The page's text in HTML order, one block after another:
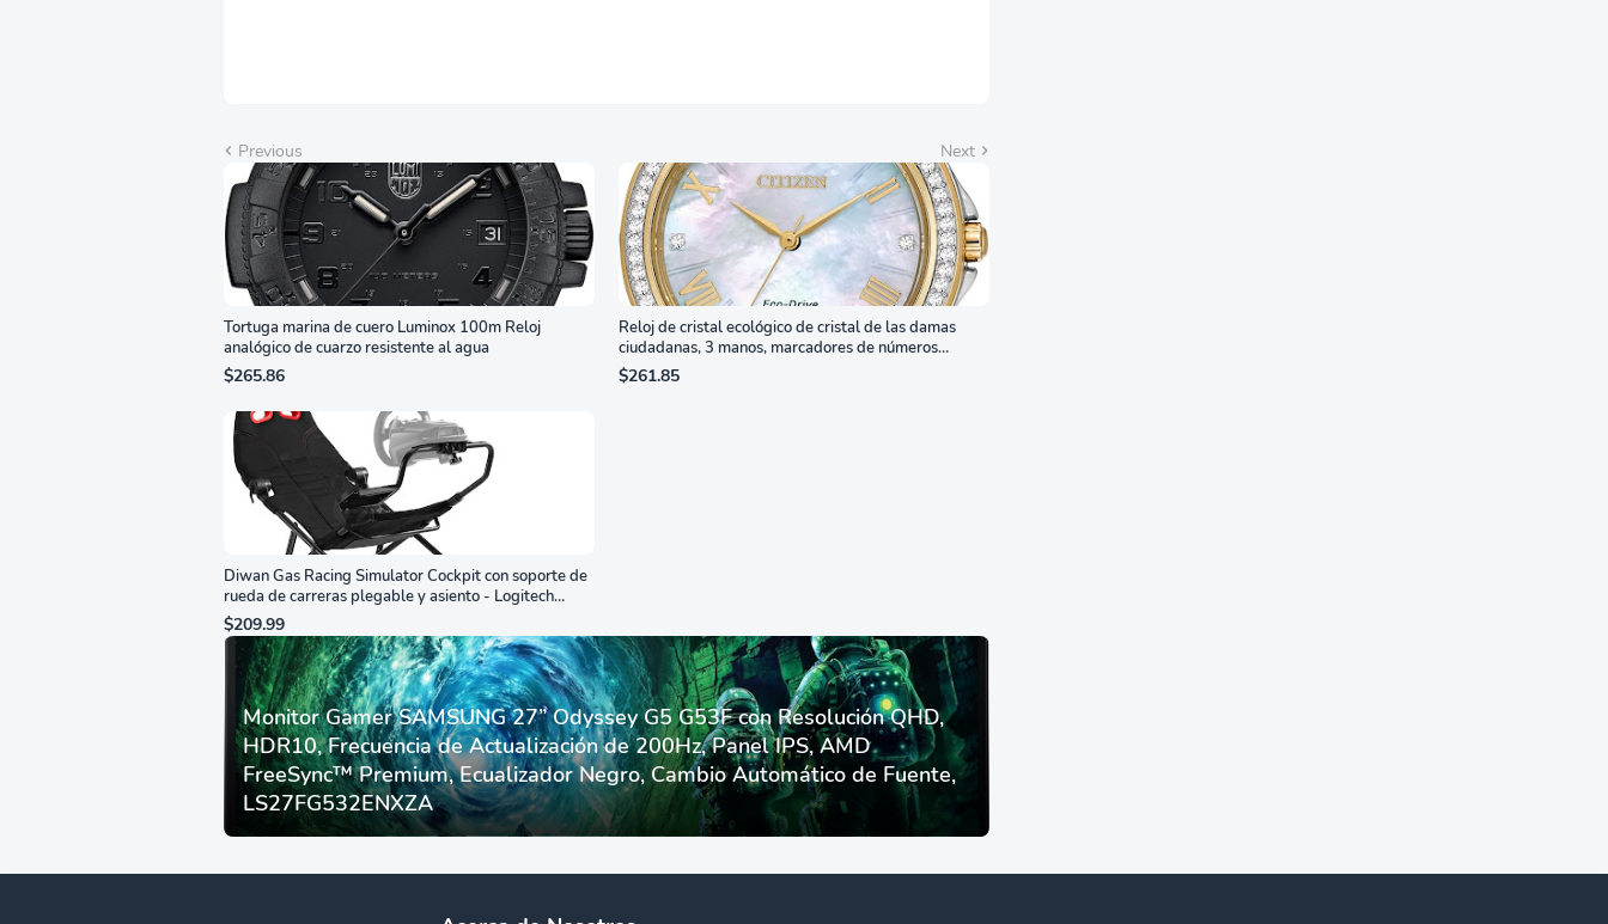
Previous Next
Tortuga marina de cuero Luminox 100m Reloj
analógico de cuarzo resistente al agua
$265.86
Reloj de cristal ecológico de cristal de las damas
ciudadanas, 3 manos, marcadores de números
romanos, dial de nácar
$261.85
Diwan Gas Racing Simulator Cockpit con soporte de
rueda de carreras plegable y asiento - Logitech
G29/920/923/27/25, Thrustmaster
T248/X/T300RS/T150/458/TX
$209.99
Monitor Gamer SAMSUNG 27” Odyssey G5 G53F con Resolución QHD,
HDR10, Frecuencia de Actualización de 200Hz, Panel IPS, AMD
FreeSync™ Premium, Ecualizador Negro, Cambio Automático de Fuente,
LS27FG532ENXZA